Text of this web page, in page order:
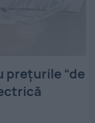
preţurile “de